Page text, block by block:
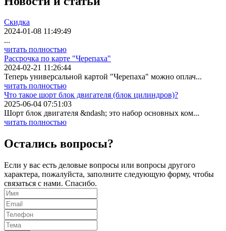
Скидка
2024-01-08 11:49:49
...
читать полностью
Рассрочка по карте "Черепаха"
2024-02-21 11:26:44
Теперь универсальной картой "Черепаха" можно оплач...
читать полностью
Что такое шорт блок двигателя (блок цилиндров)?
2025-06-04 07:51:03
Шорт блок двигателя &ndash; это набор основных ком...
читать полностью
Остались вопросы?
Если у вас есть деловые вопросы или вопросы другого
характера, пожалуйста, заполните следующую форму, чтобы
связаться с нами. Спасибо.